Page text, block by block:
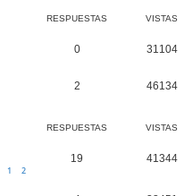
RESPUESTAS VISTAS
0 31104
2 46134
RESPUESTAS VISTAS
1 2
19 41344